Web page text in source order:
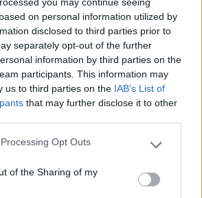
on personal information utilized by
disclosed to third parties prior to
separately opt-out of the further
information by third parties on the
participants. This information may
us to third parties on the IAB’s List of
that may further disclose it to other
website/app uses one or more Google
or usage behaviour. You may click to
to Google and its third-party tags to
Opt Outs
of the Sharing of my
alle:
15:53:06
Bimba! Ti prego non perderti
PENTIRTENE!!!!! Saluti Giuseppe
06/2006 alle 15:59:36
fino al 25/08/26
Orobie